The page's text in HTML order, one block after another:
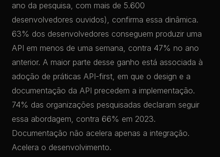
ano da pesquisa, com mais de 5.600
desenvolvedores ouvidos), confirma essa dinâmica.
63% dos desenvolvedores conseguem produzir uma
API em menos de uma semana, contra 47% no ano
anterior. A maior parte desse ganho está associada à
adoção de práticas API-first, em que o design e a
documentação da API precedem a implementação.
74% das organizações pesquisadas declaram seguir
essa abordagem, contra 66% em 2023.
Documentação não acelera apenas a integração.
Acelera o desenvolvimento.